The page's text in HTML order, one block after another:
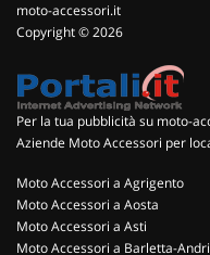
moto-accessori.it
Copyright © 2026
Per la tua pubblicità su moto-
Aziende Moto Accessori per
Moto Accessori a Agrigento
Moto Accessori a Aosta
Moto Accessori a Asti
Moto Accessori a Barletta-